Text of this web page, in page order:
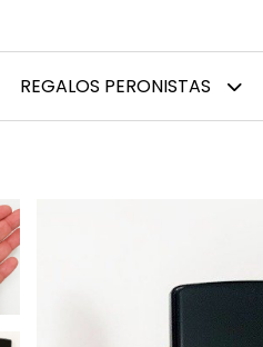
REGALOS PERONISTAS